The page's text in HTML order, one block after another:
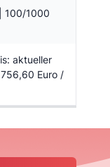
100/1000
aktueller
Euro /